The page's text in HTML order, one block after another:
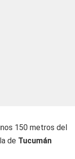
150 metros del
de Tucumán